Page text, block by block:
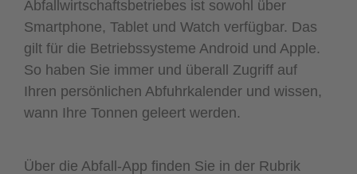
Abfallwirtschaftsbetriebes ist sowohl über
Smartphone, Tablet und Watch verfügbar. Das
gilt für die Betriebssysteme Android und Apple.
So haben Sie immer und überall Zugriff auf
Ihren persönlichen Abfuhrkalender und wissen,
wann Ihre Tonnen geleert werden.
Über die Abfall-App finden Sie in der Rubrik